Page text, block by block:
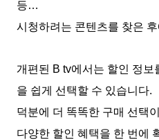
등…
시청하려는 콘텐츠를 찾은
개편된 B tv에서는 할인 정
을 쉽게 선택할 수 있습니다.
덕분에 더 똑똑한 구매 선택
다양한 할인 혜택을 한 번에